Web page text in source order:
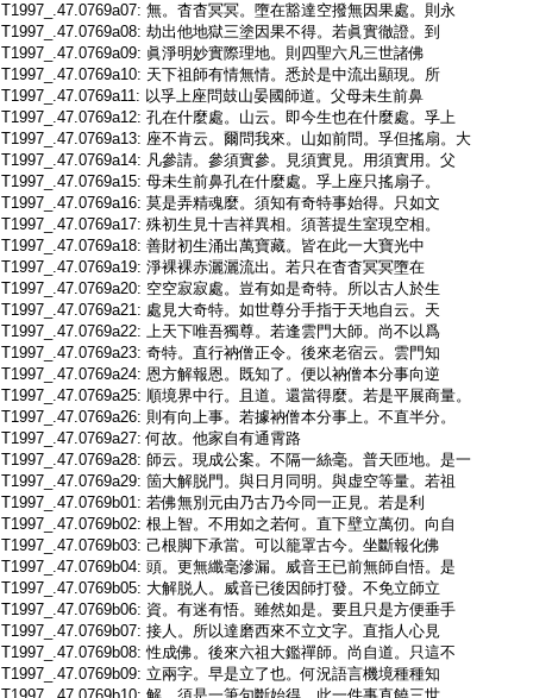
T1997_.47.0769a07: 無。杳杳冥冥。墮在豁達空撥無因果處。則永
T1997_.47.0769a08: 劫出他地獄三塗因果不得。若眞實徹證。到
T1997_.47.0769a09: 眞淨明妙實際理地。則四聖六凡三世諸佛
T1997_.47.0769a10: 天下祖師有情無情。悉於是中流出顯現。所
T1997_.47.0769a11: 以孚上座問鼓山晏國師道。父母未生前鼻
T1997_.47.0769a12: 孔在什麼處。山云。即今生也在什麼處。孚上
T1997_.47.0769a13: 座不肯云。爾問我來。山如前問。孚但搖扇。大
T1997_.47.0769a14: 凡參請。參須實參。見須實見。用須實用。父
T1997_.47.0769a15: 母未生前鼻孔在什麼處。孚上座只搖扇子。
T1997_.47.0769a16: 莫是弄精魂麼。須知有奇特事始得。只如文
T1997_.47.0769a17: 殊初生見十吉祥異相。須菩提生室現空相。
T1997_.47.0769a18: 善財初生涌出萬寶藏。皆在此一大寶光中
T1997_.47.0769a19: 淨裸裸赤灑灑流出。若只在杳杳冥冥墮在
T1997_.47.0769a20: 空空寂寂處。豈有如是奇特。所以古人於生
T1997_.47.0769a21: 處見大奇特。如世尊分手指于天地自云。天
T1997_.47.0769a22: 上天下唯吾獨尊。若逢雲門大師。尚不以爲
T1997_.47.0769a23: 奇特。直行衲僧正令。後來老宿云。雲門知
T1997_.47.0769a24: 恩方解報恩。既知了。便以衲僧本分事向逆
T1997_.47.0769a25: 順境界中行。且道。還當得麼。若是平展商量。
T1997_.47.0769a26: 則有向上事。若據衲僧本分事上。不直半分。
T1997_.47.0769a27:何故。他家自有通霄路
T1997_.47.0769a28: 師云。現成公案。不隔一絲毫。普天匝地。是一
T1997_.47.0769a29: 箇大解脱門。與日月同明。與虚空等量。若祖
T1997_.47.0769b01: 若佛無別元由乃古乃今同一正見。若是利
T1997_.47.0769b02: 根上智。不用如之若何。直下壁立萬仞。向自
T1997_.47.0769b03: 己根脚下承當。可以籠罩古今。坐斷報化佛
T1997_.47.0769b04: 頭。更無纖毫滲漏。威音王已前無師自悟。是
T1997_.47.0769b05: 大解脱人。威音已後因師打發。不免立師立
T1997_.47.0769b06: 資。有迷有悟。雖然如是。要且只是方便垂手
T1997_.47.0769b07: 接人。所以達磨西來不立文字。直指人心見
T1997_.47.0769b08:性成佛。後來六祖大鑑禪師。尚自道。只這不
T1997_.47.0769b09: 立兩字。早是立了也。何況語言機境種種知